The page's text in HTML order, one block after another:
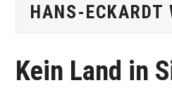
FESTIVAL
HANS-ECKARDT
Kein Land in